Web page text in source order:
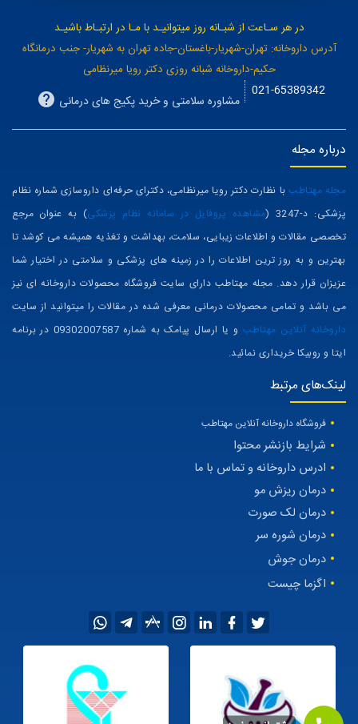
در هر سـاعت از شبـانه روز میتوانیـد با مـا در ارتبـاط باشیـد
آدرس داروخانه: تهران-شهریار-باغستان-جاده تهران به شهریار- جنب درمانگاه
حکیم-داروخانه شبانه روزی دکتر رویا میرنظامی
021-65389342
مشاوره سلامتی و خرید پکیج های درمانی
درباره مجله
مجله مهتاطببا نظارت دکتر رویا میرنظامی، دکترای حرفه‌ای داروسازی شماره نظام
پزشکی: د-3247 (
مشاهده پروفایل در سامانه نظام پزشکی) به عنوان مرجع
تخصصی مقالات و اطلاعات زیبایی، سلامت، بهداشت و تغذیه همیشه می کوشد تا
بهترین و به روز ترین اطلاعات را در زمینه های پزشکی و سلامتی در اختیار شما
عزیزان قرار دهد. مجله مهتاطب دارای سایت فروشگاه محصولات داروخانه ای نیز
می باشد و تمامی محصولات درمانی معرفی شده در مقالات را میتوانید از سایت
داروخانه آنلاین مهتاطب
و یا ارسال پیامک به شماره 09302007587 در برنامه
ایتا و روبیکا خریداری نمائید.
لینک‌های مرتبط
فروشگاه داروخانه آنلاین مهتاطب
شرایط بازنشر محتوا
ادرس داروخانه و تماس با ما
درمان ریزش مو
درمان لک صورت
درمان شوره سر
درمان جوش
اگزما چیست